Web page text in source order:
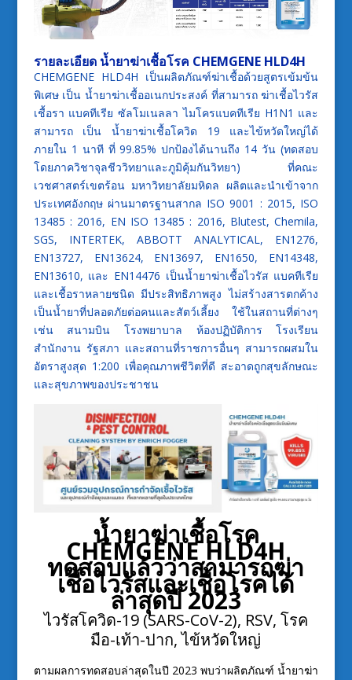
รายละเอียด น้ำยาฆ่าเชื้อโรค CHEMGENE HLD4H
CHEMGENE HLD4H เป็นผลิตภัณฑ์ฆ่าเชื้อด้วยสูตรเข้มข้น
พิเศษ เป็น น้ำยาฆ่าเชื้ออเนกประสงค์ ที่สามารถ ฆ่าเชื้อไวรัส
เชื้อรา แบคทีเรีย ซัลโมเนลลา ไมโครแบคทีเรีย H1N1 และ
สามารถ เป็น น้ำยาฆ่าเชื้อโควิด 19 และไข้หวัดใหญ่ได้
ภายใน 1 นาที ที่ 99.85% ปกป้องได้นานถึง 14 วัน (ทดสอบ
โดยภาควิชาจุลชีววิทยาและภูมิคุ้มกันวิทยา) ที่คณะ
เวชศาสตร์เขตร้อน มหาวิทยาลัยมหิดล ผลิตและนำเข้าจาก
ประเทศอังกฤษ ผ่านมาตรฐานสากล ISO 9001 : 2015, ISO
13485 : 2016, EN ISO 13485 : 2016, Blutest, Chemila,
SGS, INTERTEK, ABBOTT ANALYTICAL, EN1276,
EN13727, EN13624, EN13697, EN1650, EN14348,
EN13610, และ EN14476 เป็นน้ำยาฆ่าเชื้อไวรัส แบคทีเรีย
และเชื้อราหลายชนิด มีประสิทธิภาพสูง ไม่สร้างสารตกค้าง
เป็นน้ำยาที่ปลอดภัยต่อคนและสัตว์เลี้ยง ใช้ในสถานที่ต่างๆ
เช่น สนามบิน โรงพยาบาล ห้องปฏิบัติการ โรงเรียน
สำนักงาน รัฐสภา และสถานที่ราชการอื่นๆ สามารถผสมใน
อัตราสูงสุด 1:200 เพื่อคุณภาพชีวิตที่ดี สะอาดถูกสุขลักษณะ
และสุขภาพของประชาชน
น้ำยาฆ่าเชื้อโรค
CHEMGENE HLD4H
ทดสอบแล้วว่าสามารถฆ่า
เชื้อไวรัสและเชื้อโรคได้
ล่าสุดปี 2023
ไวรัสโควิด-19 (SARS-CoV-2), RSV, โรค
มือ-เท้า-ปาก, ไข้หวัดใหญ่
ตามผลการทดสอบล่าสุดในปี 2023 พบว่าผลิตภัณฑ์ น้ำยาฆ่า